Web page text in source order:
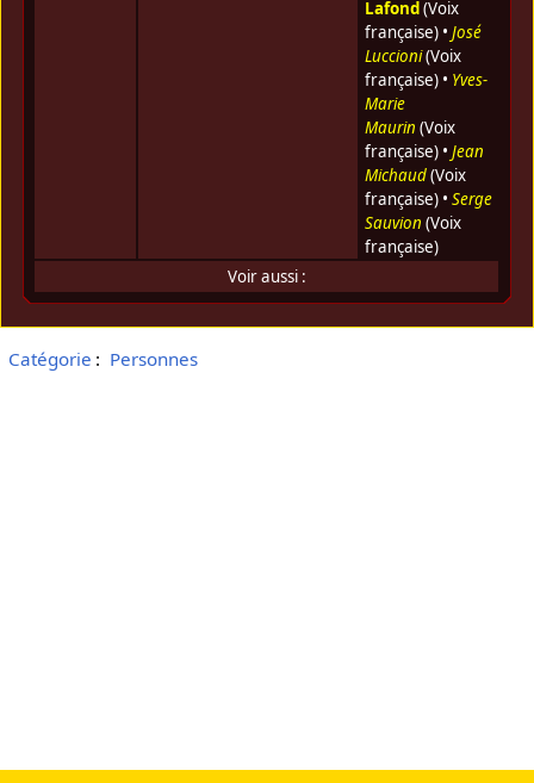
Lafond (Voix
française) • José
Luccioni(Voix
française) • Yves-
Marie
Maurin (Voix
française) • Jean
Michaud(Voix
française) • Serge
Sauvion (Voix
française)
Voir aussi :
Catégorie : Personnes